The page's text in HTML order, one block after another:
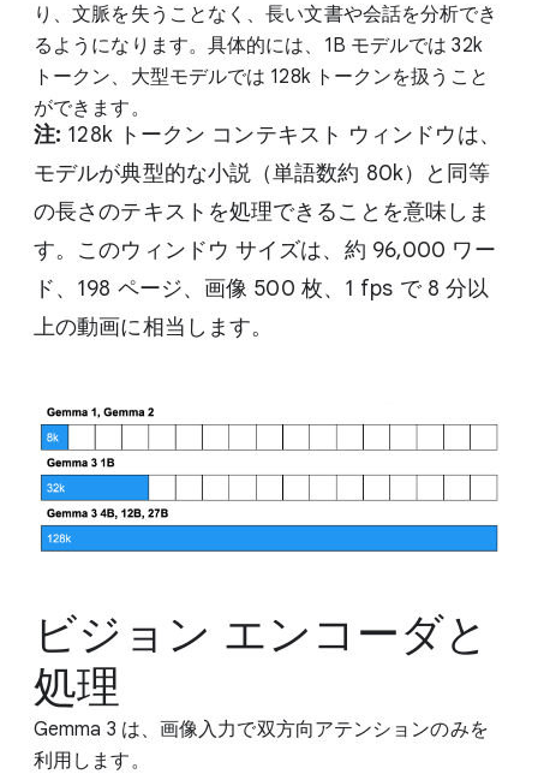
り、文脈を失うことなく、長い文書や会話を分析でき
るようになります。具体的には、1B モデルでは 32k
トークン、大型モデルでは 128k トークンを扱うこと
ができます。
注: 128k トークン コンテキスト ウィンドウは、
モデルが典型的な小説（単語数約 80k）と同等
の長さのテキストを処理できることを意味しま
す。このウィンドウ サイズは、約 96,000 ワー
ド、198 ページ、画像 500 枚、1 fps で 8 分以
上の動画に相当します。
ビジョン エンコーダと
処理
Gemma 3 は、画像入力で双方向アテンションのみを
利用します。